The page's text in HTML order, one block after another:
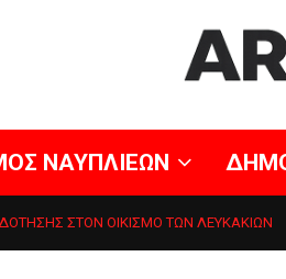
ΝΑΥΠΛΙΕΩΝ
ΣΤΟΝ ΟΙΚΙΣΜΟ ΤΩΝ ΛΕΥΚΑΚΙΩΝ